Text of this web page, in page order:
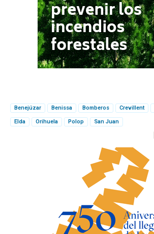
Benejúzar Benissa Bomberos Crevillent
Elda Orihuela Polop
San Juan